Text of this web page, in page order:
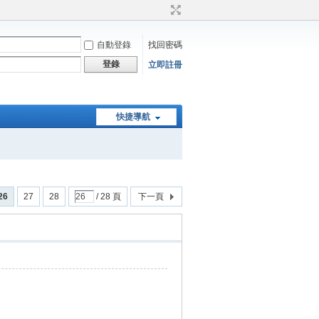
自動登錄
找回密碼
登錄
立即註冊
快捷導航
27 28 / 28 頁 下一頁